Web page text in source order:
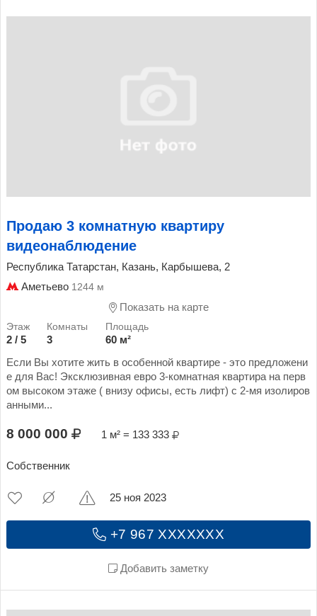
Продаю 3 комнатную квартиру
видеонаблюдение
Республика Татарстан, Казань, Карбышева, 2
Аметьево 1244 м
Показать на карте
2 / 5 3
60 м²
Если Вы хотите жить в особенной квартире - это предложени
е для Вас! Эксклюзивная евро 3-комнатная квартира на перв
ом высоком этаже ( внизу офисы, есть лифт) с 2-мя изолиров
анными...
8 000 000 1 м² = 133 333
Собственник
+7 967 XXXXXXX
Добавить заметку
25 ноя 2023